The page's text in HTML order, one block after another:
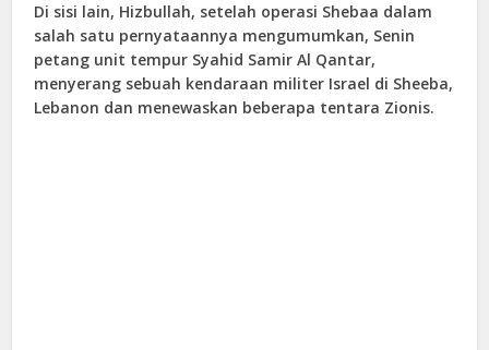
Di sisi lain, Hizbullah, setelah operasi Shebaa dalam
salah satu pernyataannya mengumumkan, Senin
petang unit tempur Syahid Samir Al Qantar,
menyerang sebuah kendaraan militer Israel di Sheeba,
Lebanon dan menewaskan beberapa tentara Zionis.